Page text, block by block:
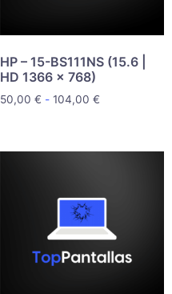
HP – 15-BS111NS (15.6 |
HD 1366 x 768)
50,00 € - 104,00 €